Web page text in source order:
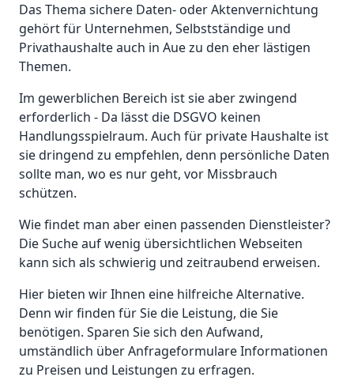
Das Thema sichere Daten- oder Aktenvernichtung
gehört für Unternehmen, Selbstständige und
Privathaushalte auch in Aue zu den eher lästigen
Themen.
Im gewerblichen Bereich ist sie aber zwingend
erforderlich - Da lässt die DSGVO keinen
Handlungsspielraum. Auch für private Haushalte ist
sie dringend zu empfehlen, denn persönliche Daten
sollte man, wo es nur geht, vor Missbrauch
schützen.
Wie findet man aber einen passenden Dienstleister?
Die Suche auf wenig übersichtlichen Webseiten
kann sich als schwierig und zeitraubend erweisen.
Hier bieten wir Ihnen eine hilfreiche Alternative.
Denn wir finden für Sie die Leistung, die Sie
benötigen. Sparen Sie sich den Aufwand,
umständlich über Anfrageformulare Informationen
zu Preisen und Leistungen zu erfragen.